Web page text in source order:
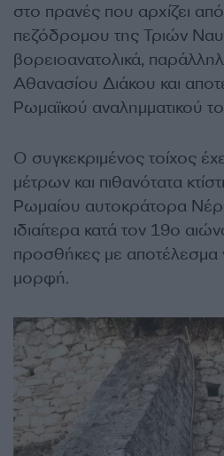
στο πρανές που αρχίζει
πεζόδρομου της Τριών
βορειοανατολικά,
Αθανασίου Διάκου και
Ρωμαϊκού αναλημματικού
Ο συγκεκριμένος τοίχος
μέτρων και πιθανότατα
Ρωμαίου αυτοκράτορα
ιδιαίτερα κατά τον 19ο
προσθήκες με αποτέλεσμα
μορφή.